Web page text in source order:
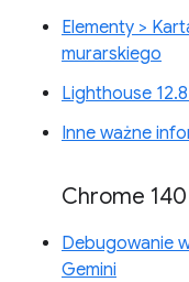
Elementy >
murarskiego
Lighthouse
Inne ważne
Chrome 140
Debugowanie
Gemini